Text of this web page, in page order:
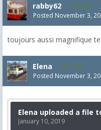
rabby62 8,454
Posted November 3,
toujours aussi magnifique
Elena 1,178
Posted November 3,